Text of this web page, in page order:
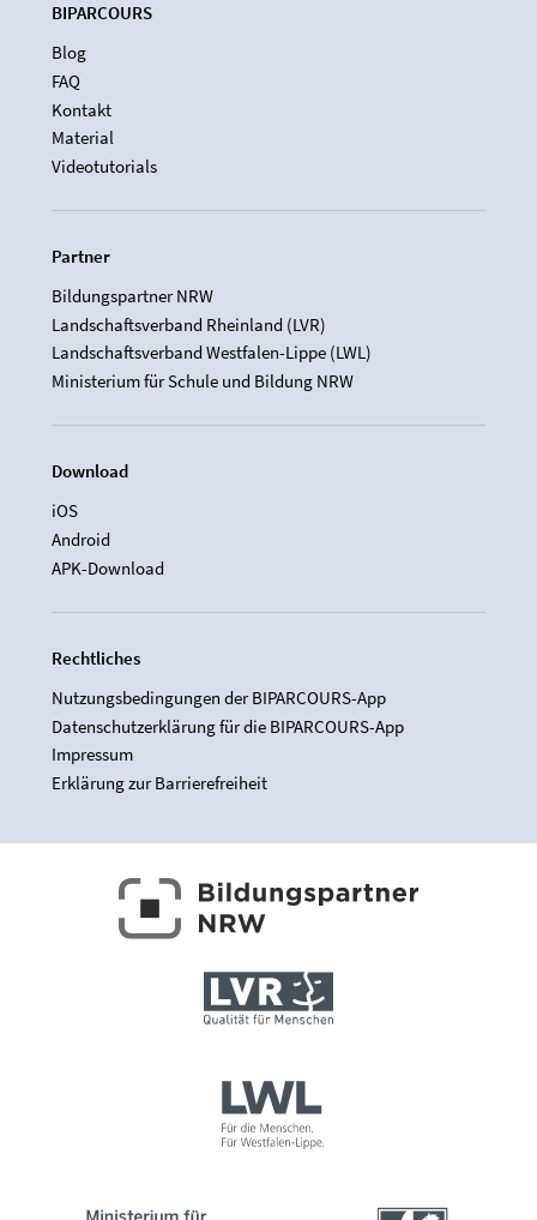
BIPARCOURS
Blog
FAQ
Kontakt
Material
Videotutorials
Partner
Bildungspartner NRW
Landschaftsverband Rheinland (LVR)
Landschaftsverband Westfalen-Lippe (LWL)
Ministerium für Schule und Bildung NRW
Download
iOS
Android
APK-Download
Rechtliches
Nutzungsbedingungen der BIPARCOURS-App
Datenschutzerklärung für die BIPARCOURS-App
Impressum
Erklärung zur Barrierefreiheit